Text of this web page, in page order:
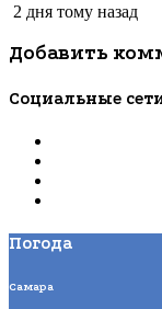
2 дня тому назад
Добавить
Социальные
Погода
Самара